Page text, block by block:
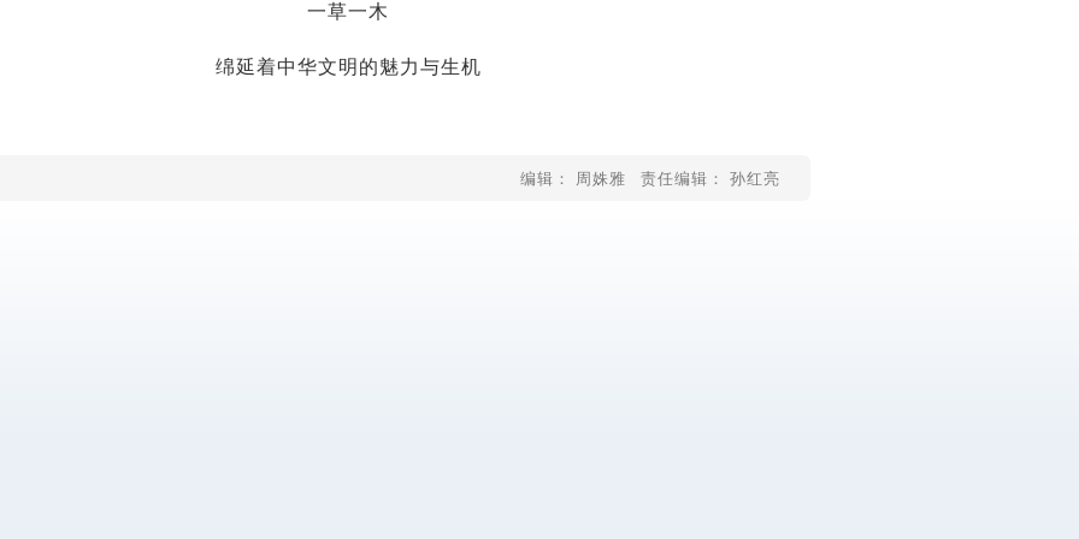
一草一木
绵延着中华文明的魅力与生机
编辑： 周姝雅 责任编辑： 孙红亮